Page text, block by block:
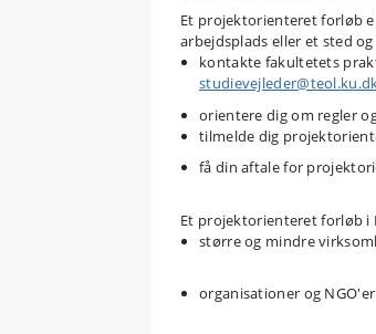
Et projektorienteret forløb
arbejdsplads eller et sted
kontakte fakultetets
orientere dig om regler
tilmelde dig
få din aftale for
Et projektorienteret forløb i
større og mindre
organisationer og NGO'er